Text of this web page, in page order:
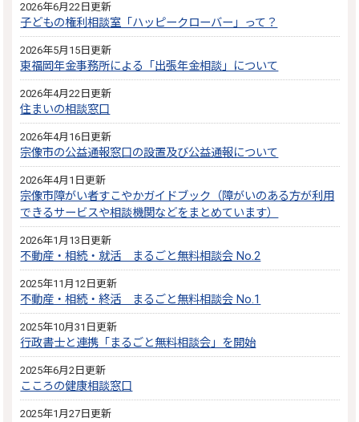
2026年6月22日更新
子どもの権利相談室「ハッピークローバー」って？
2026年5月15日更新
東福岡年金事務所による「出張年金相談」について
2026年4月22日更新
住まいの相談窓口
2026年4月16日更新
宗像市の公益通報窓口の設置及び公益通報について
2026年4月1日更新
宗像市障がい者すこやかガイドブック（障がいのある方が利用
できるサービスや相談機関などをまとめています）
2026年1月13日更新
不動産・相続・就活 まるごと無料相談会 No.2
2025年11月12日更新
不動産・相続・終活 まるごと無料相談会 No.1
2025年10月31日更新
行政書士と連携「まるごと無料相談会」を開始
2025年6月2日更新
こころの健康相談窓口
2025年1月27日更新